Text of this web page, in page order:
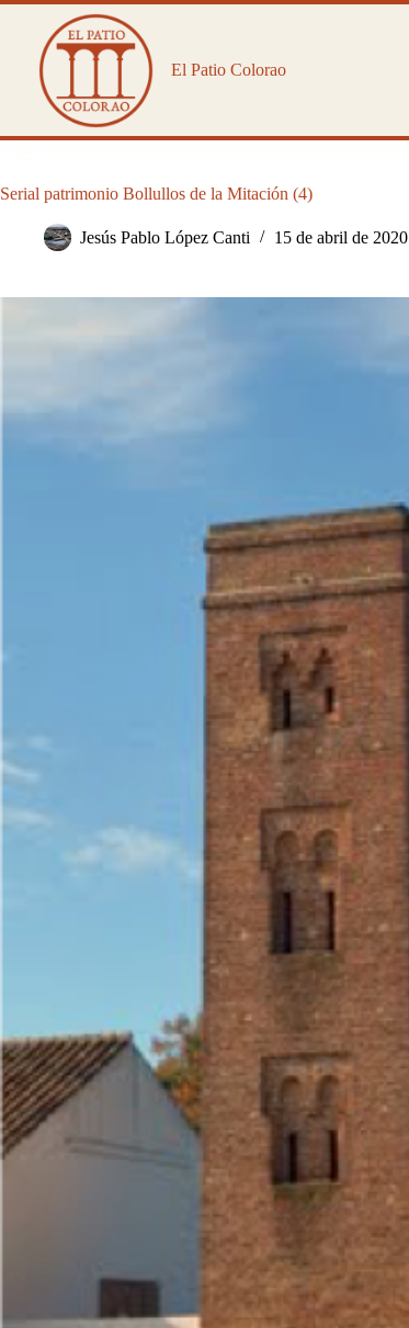
Saltar
contenido
El Patio Colorao
Serial patrimonio Bollullos de la Mitación (4)
Jesús Pablo López Canti 15 de abril de 2020